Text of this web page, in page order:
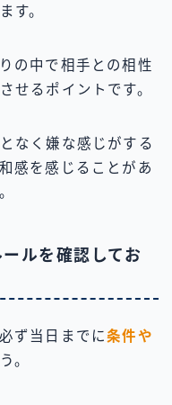
す。
の中で相手との相性
せるポイントです。
なく嫌な感じがする
感を感じることがあ
ルを確認してお
ず当日までに条件や
。